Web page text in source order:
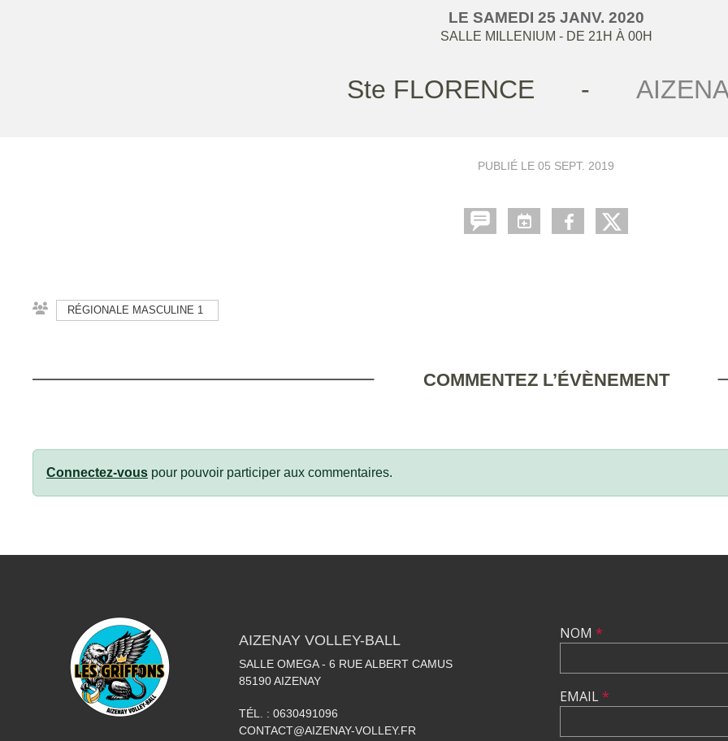
LE SAMEDI 25 JANV. 2020
SALLE MILLENIUM - DE 21H À 00H
Ste FLORENCE -
PUBLIÉ LE 05 SEPT. 2019
RÉGIONALE MASCULINE 1
COMMENTEZ L’ÉVÈNEMENT
Connectez-vous pour pouvoir participer aux commentaires.
AIZENAY VOLLEY-BALL
SALLE OMEGA - 6 RUE ALBERT CAMUS
85190AIZENAY
TÉL. : 0630491096
CONTACT@AIZENAY-VOLLEY.FR
NOM *
EMAIL*